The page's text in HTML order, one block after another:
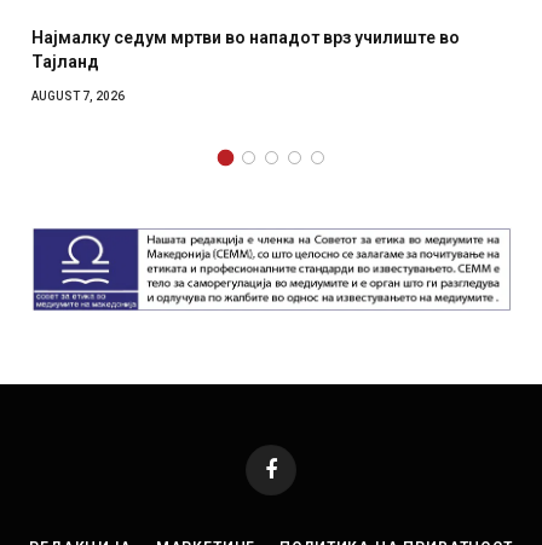
Најмалку седум мртви во нападот врз училиште во
Тајланд
AUGUST 7, 2026
Facebook